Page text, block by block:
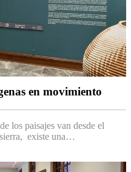
en movimiento
los paisajes van desde el
sierra, existe una…